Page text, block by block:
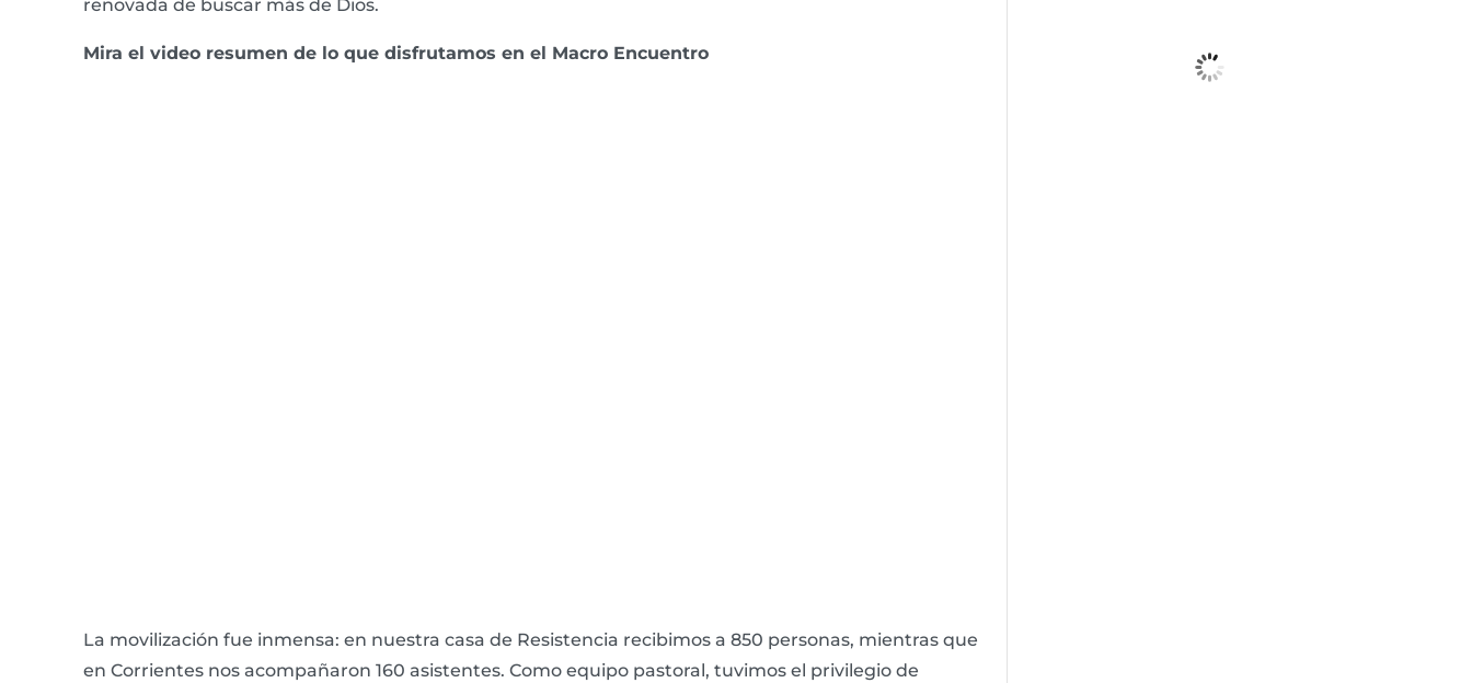
renovada de buscar más de Dios.
Mira el video resumen de lo que disfrutamos en el Macro Encuentro
La movilización fue inmensa: en nuestra casa de Resistencia recibimos a 850 personas, mientras que
en Corrientes nos acompañaron 160 asistentes. Como equipo pastoral, tuvimos el privilegio de